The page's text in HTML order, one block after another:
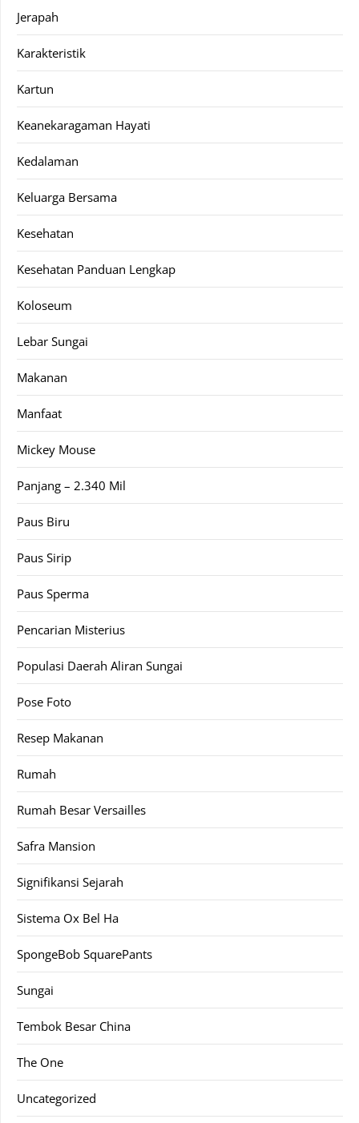
Jerapah
Karakteristik
Kartun
Keanekaragaman Hayati
Kedalaman
Keluarga Bersama
Kesehatan
Kesehatan Panduan Lengkap
Koloseum
Lebar Sungai
Makanan
Manfaat
Mickey Mouse
Panjang – 2.340 Mil
Paus Biru
Paus Sirip
Paus Sperma
Pencarian Misterius
Populasi Daerah Aliran Sungai
Pose Foto
Resep Makanan
Rumah
Rumah Besar Versailles
Safra Mansion
Signifikansi Sejarah
Sistema Ox Bel Ha
SpongeBob SquarePants
Sungai
Tembok Besar China
The One
Uncategorized